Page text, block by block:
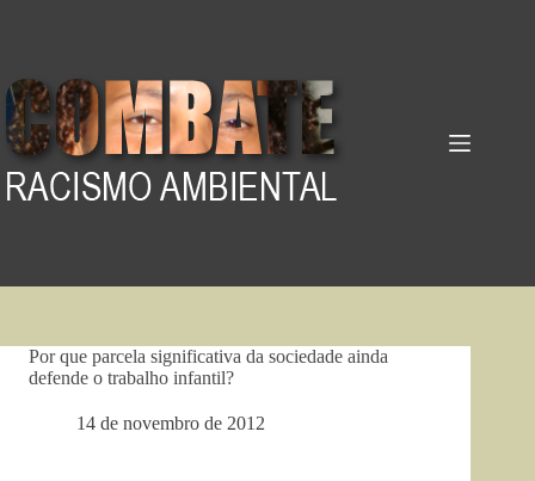
Por que parcela significativa da sociedade ainda
defende o trabalho infantil?
14 de novembro de 2012